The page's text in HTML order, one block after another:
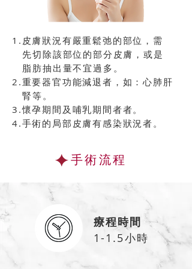
1.皮膚狀況有嚴重鬆弛的部位，需
先切除該部位的部分皮膚，或是
脂肪抽出量不宜過多。
2.重要器官功能減退者，如：心肺肝
腎等。
3.懷孕期間及哺乳期間者者。
4.手術的局部皮膚有感染狀況者。
手術流程
1-1.5小時
療程時間